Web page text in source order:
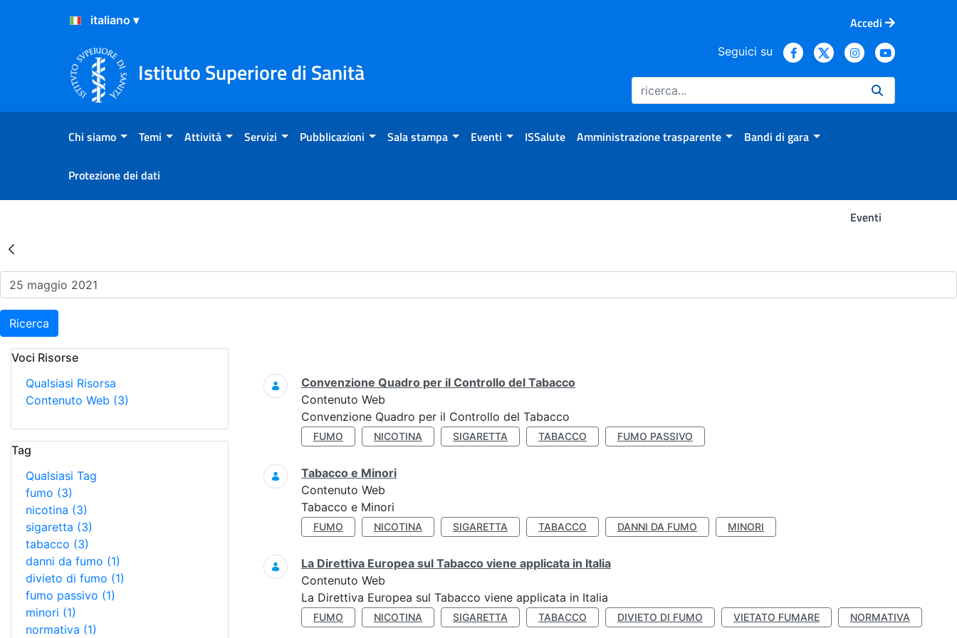
Salta al Contenuto
Salta al Footer
Accedi
Istituto Superiore di Sanità
Seguici su
Chi siamo Temi Attività Servizi Pubblicazioni Sala stampa Eventi ISSalute Amministrazione trasparente Bandi di gara
Protezione dei dati
Eventi
Risultati della Ricerca - Eventi
Ricerca
Voci Risorse
Qualsiasi Risorsa
Contenuto Web (3)
Tag
Qualsiasi Tag
fumo (3)
nicotina (3)
sigaretta (3)
tabacco (3)
danni da fumo (1)
divieto di fumo (1)
fumo passivo (1)
minori (1)
normativa (1)
Ricerca
Convenzione Quadro per il Controllo del Tabacco
Contenuto Web
Convenzione Quadro per il Controllo del Tabacco
FUMO NICOTINA SIGARETTA TABACCO FUMO PASSIVO
Tabacco e Minori
Contenuto Web
Tabacco e Minori
FUMO NICOTINA SIGARETTA TABACCO DANNI DA FUMO MINORI
La Direttiva Europea sul Tabacco viene applicata in Italia
Contenuto Web
La Direttiva Europea sul Tabacco viene applicata in Italia
FUMO NICOTINA SIGARETTA TABACCO DIVIETO DI FUMO VIETATO FUMARE NORMATIVA